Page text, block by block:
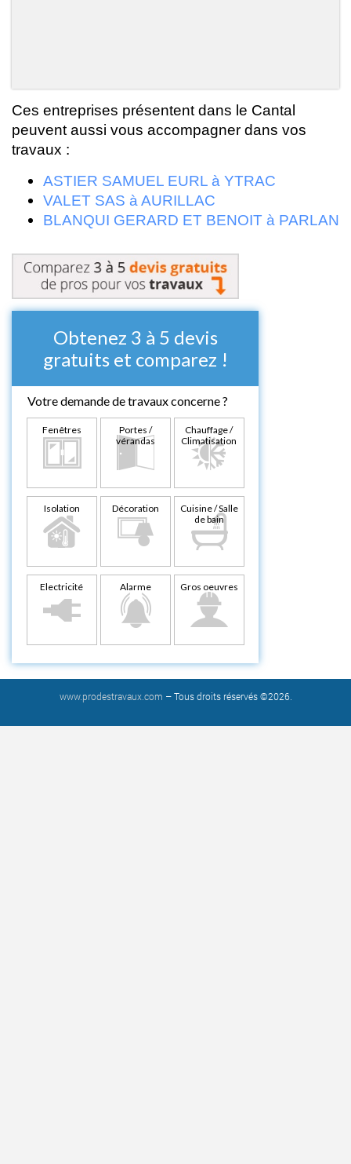
Ces entreprises présentent dans le Cantal
peuvent aussi vous accompagner dans vos
travaux :
ASTIER SAMUEL EURL à YTRAC
VALET SAS à AURILLAC
BLANQUI GERARD ET BENOIT à PARLAN
Obtenez 3 à 5 devis
gratuits et comparez !
Votre demande de travaux concerne ?
Fenêtres
Portes /
vérandas
Chauffage /
Climatisation
Isolation Décoration
Cuisine / Salle
de bain
Electricité Alarme Gros oeuvres
www.prodestravaux.com – Tous droits réservés ©2026.